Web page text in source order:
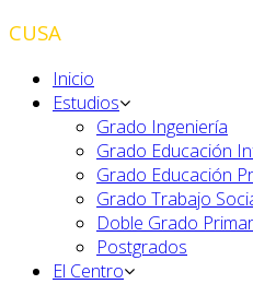
CUSA
Inicio
Estudios
Grado Ingeniería
Grado Educación
Grado Educación
Grado Trabajo
Doble Grado
Postgrados
El Centro